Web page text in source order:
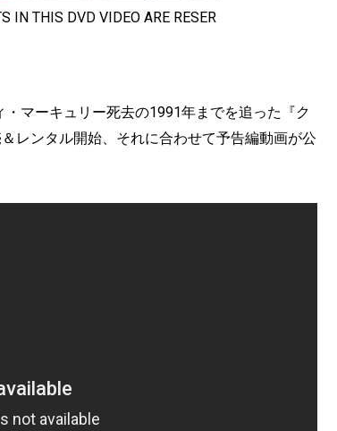
IN THIS DVD VIDEO ARE RESER
マーキュリー死去の1991年までを追った『ク
レンタル開始、それに合わせて予告編動画が公